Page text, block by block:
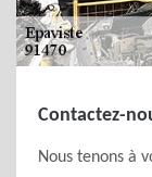
Contactez-
Nous tenons à